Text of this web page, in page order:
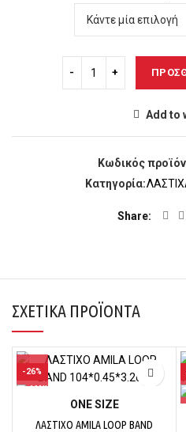
Add to
Κωδικός
Κατηγορία:
Share
ΣΧΕΤΙΚΆ ΠΡΟΪΌΝΤΑ
-26%
ΟΝΕ SΙΖΕ
ΛΑΣΤΙΧΟ AMILA LOOP BAND